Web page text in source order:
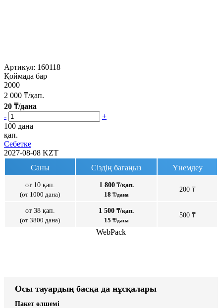
Артикул: 160118
Қоймада бар
2000
2 000 ₸/қап.
20 ₸/дана
-
+
100 дана
қап.
Себетке
2027-08-08 KZT
Саны
Сіздің бағаңыз Үнемдеу
от 10 қап.
(от 1000 дана)
1 800₸/қап.
18 ₸/дана
200 ₸
от 38 қап.
(от 3800 дана)
1 500 ₸/қап.
15 ₸/дана
500 ₸
WebPack
Осы тауардың басқа да нұсқалары
Пакет өлшемі